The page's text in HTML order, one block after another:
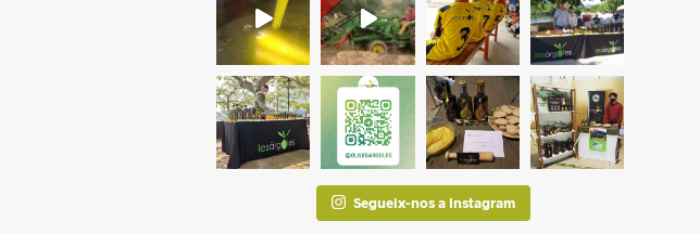
Segueix-nos a Instagram